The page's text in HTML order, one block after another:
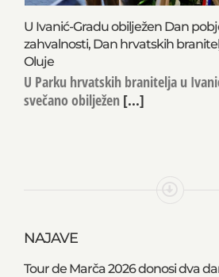
U Ivanić-Gradu obilježen Dan
zahvalnosti, Dan hrvatskih
Oluje
U Parku hrvatskih branitelja u
svečano obilježen [...]
NAJAVE
Tour de Marča 2026 donosi dva